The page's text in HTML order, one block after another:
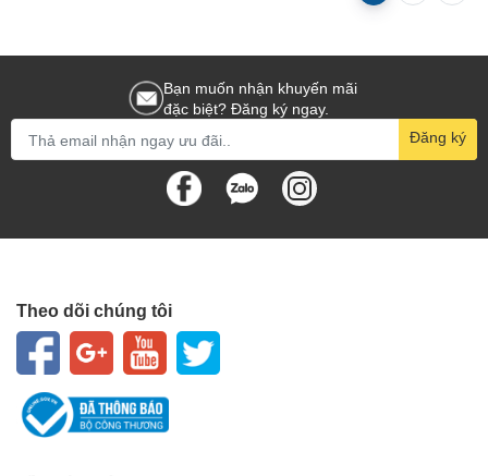
Bạn muốn nhận khuyến mãi
đặc biệt? Đăng ký ngay.
Đăng ký
Theo dõi chúng tôi